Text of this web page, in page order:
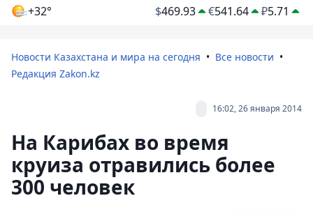
+32° $469.93 €541.64 ₽5.71
Новости Казахстана и мира на сегодня
Все новости
Редакция Zakon.kz
16:02, 26 января 2014
На Карибах во время
круиза отравились более
300 человек